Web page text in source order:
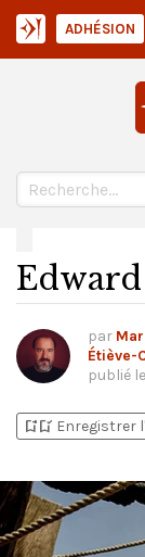
ADHÉSION
par
Étiève-
publié le
bookmark_addbookmark_added Enregistrer